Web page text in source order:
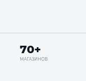
70+
МАГАЗИНОВ